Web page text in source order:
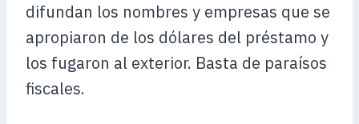
difundan los nombres y empresas que se
apropiaron de los dólares del préstamo y
los fugaron al exterior. Basta de paraísos
fiscales.